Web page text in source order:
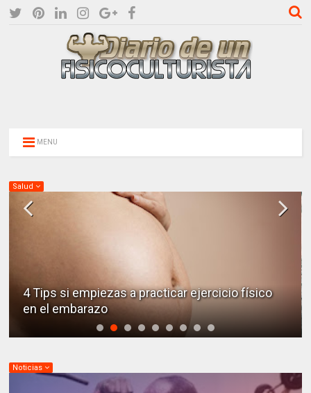
MENU
Salud
El deporte aeróbico de bajo impacto mejora la
circulación de las piernas
Noticias